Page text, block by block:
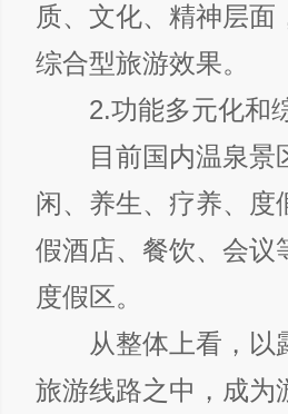
质、文化、精神层
综合型旅游效果。
2.功能多元化和
目前国内温泉景
闲、养生、疗养、度
假酒店、餐饮、会议
度假区。
从整体上看，以
旅游线路之中，成为